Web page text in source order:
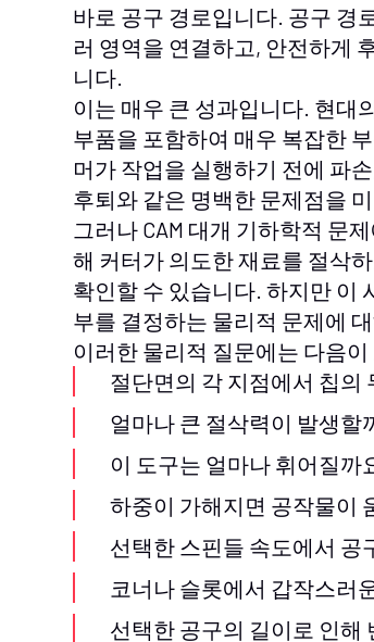
바로 공구 경로입니다. 공구 경
러 영역을 연결하고, 안전하게
니다.
이는 매우 큰 성과입니다. 현대
부품을 포함하여 매우 복잡한
머가 작업을 실행하기 전에 파
후퇴와 같은 명백한 문제점을
그러나 CAM 대개 기하학적 문
해 커터가 의도한 재료를 절삭
확인할 수 있습니다. 하지만 이
부를 결정하는 물리적 문제에
이러한 물리적 질문에는 다음
절단면의 각 지점에서 칩의
얼마나 큰 절삭력이 발생할
이 도구는 얼마나 휘어질까
하중이 가해지면 공작물이
선택한 스핀들 속도에서 공
코너나 슬롯에서 갑작스러
선택한 공구의 길이로 인해